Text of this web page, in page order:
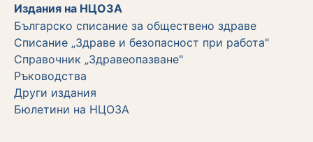
Издания на НЦОЗА
Българско списание за обществено здраве
Списание „Здраве и безопасност при работа"
Справочник „Здравеопазване"
Ръководства
Други издания
Бюлетини на НЦОЗА